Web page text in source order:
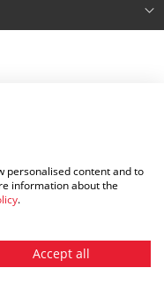
personalised content and to
information about the
.
Accept all